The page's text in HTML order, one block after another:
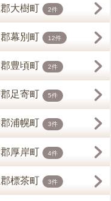
大樹町 2件
幕別町 12件
豊頃町 2件
足寄町 5件
浦幌町 3件
厚岸町 4件
標茶町 3件